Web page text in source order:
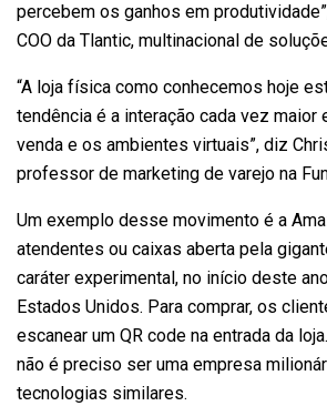
percebem os ganhos em
COO da Tlantic, multinacional de
“A loja física como conhecemos hoje
tendência é a interação cada vez maior
venda e os ambientes virtuais”, diz
professor de marketing de varejo na
Um exemplo desse movimento é a
atendentes ou caixas aberta pela
caráter experimental, no início deste
Estados Unidos. Para comprar, os
escanear um QR code na entrada da
não é preciso ser uma empresa
tecnologias similares.